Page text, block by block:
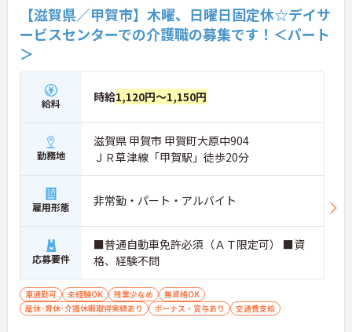
【滋賀県／甲賀市】木曜、日曜日固定休☆デイサ
ービスセンターでの介護職の募集です！＜パート
＞
給料 時給1,120円～1,150円
勤務地
滋賀県 甲賀市 甲賀町大原中904
ＪＲ草津線「甲賀駅」徒歩20分
雇用形態 非常勤・パート・アルバイト
応募要件
■普通自動車免許必須（ＡＴ限定可） ■資
格、経験不問
車通勤可 未経験OK 残業少なめ
無資格OK
産休･育休･介護休暇取得実績あり
ボーナス・賞与あり 交通費支給